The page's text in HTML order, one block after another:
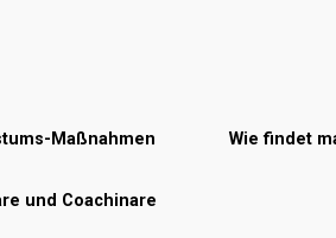
Maßnahmen Wie findet
und Coachinare